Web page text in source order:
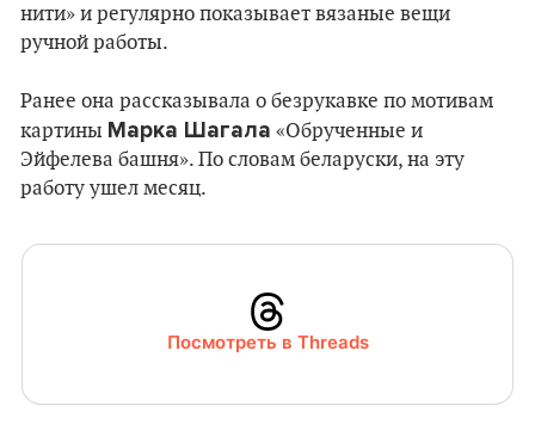
нити» и регулярно показывает вязаные вещи
ручной работы.
Ранее она рассказывала о безрукавке по мотивам
картины Марка Шагала «Обрученные и
Эйфелева башня». По словам беларуски, на эту
работу ушел месяц.
Посмотреть в Threads